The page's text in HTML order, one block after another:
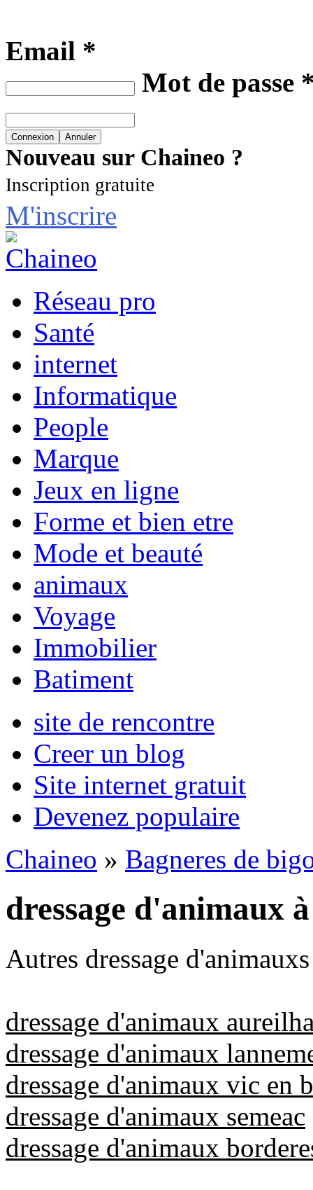
Email *
Mot de passe
Nouveau sur Chaineo ?
Inscription gratuite
M'inscrire
Réseau pro
Santé
internet
Informatique
People
Marque
Jeux en ligne
Forme et bien etre
Mode et beauté
animaux
Voyage
Immobilier
Batiment
site de rencontre
Creer un blog
Site internet gratuit
Devenez populaire
Chaineo » Bagneres de
dressage d'animaux
Autres dressage
dressage d'animaux
dressage d'animaux
dressage d'animaux vic en
dressage d'animaux semeac
dressage d'animaux